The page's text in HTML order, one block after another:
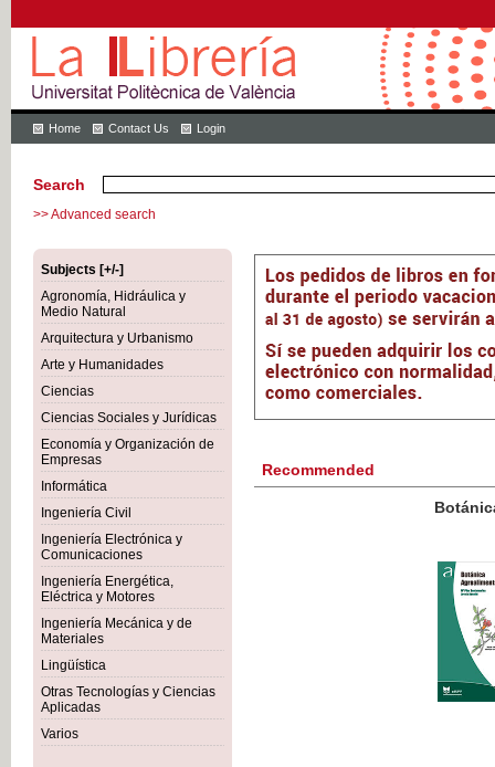
Home Contact Us Login
Search
>> Advanced search
Subjects [+/-]
Agronomía, Hidráulica y
Medio Natural
Arquitectura y Urbanismo
Arte y Humanidades
Ciencias
Ciencias Sociales y Jurídicas
Economía y Organización de
Empresas
Informática
Ingeniería Civil
Ingeniería Electrónica y
Comunicaciones
Ingeniería Energética,
Eléctrica y Motores
Ingeniería Mecánica y de
Materiales
Lingüística
Otras Tecnologías y Ciencias
Aplicadas
Varios
Recommended
Botánica Agroalimentaria
VAT